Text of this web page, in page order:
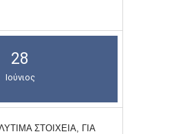
28
Ιούνιος
ΣΤΟΙΧΕΊΑ, ΓΙΑ